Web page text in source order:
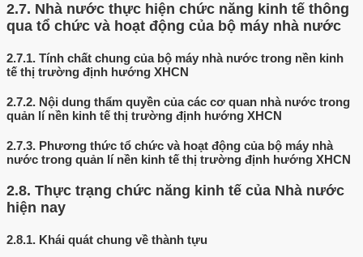
2.7. Nhà nước thực hiện chức năng kinh tế thông
qua tổ chức và hoạt động của bộ máy nhà nước
2.7.1. Tính chất chung của bộ máy nhà nước trong nền kinh
tế thị trường định hướng XHCN
2.7.2. Nội dung thẩm quyền của các cơ quan nhà nước trong
quản lí nền kinh tế thị trường định hướng XHCN
2.7.3. Phương thức tổ chức và hoạt động của bộ máy nhà
nước trong quản lí nền kinh tế thị trường định hướng XHCN
2.8. Thực trạng chức năng kinh tế của Nhà nước
hiện nay
2.8.1. Khái quát chung về thành tựu